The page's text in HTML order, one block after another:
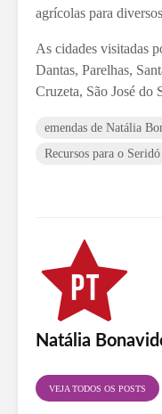
agrícolas para
As cidades visitadas
Dantas, Parelhas,
Cruzeta, São José do
emendas de Natália
Recursos para o Seridó
Natália
VEJA TODOS OS POSTS